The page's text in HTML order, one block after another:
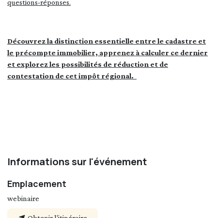
questions-réponses.
Découvrez la distinction essentielle entre le cadastre et
le précompte immobilier, apprenez à calculer ce dernier
et explorez les possibilités de réduction et de
contestation de cet impôt régional.
Informations sur l'événement
Emplacement
webinaire